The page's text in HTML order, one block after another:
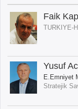
Faik
TURKIYE-
Yusuf
E.Emniyet
Stratejik